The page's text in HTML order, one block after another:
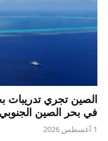
الصين تجري
في بحر الصين الجنوبي
1 أغسطس 2026